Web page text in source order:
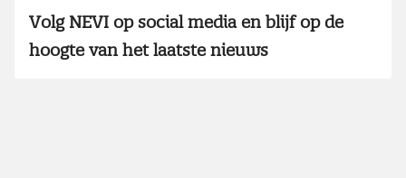
Volg NEVI op social media en blijf op de
hoogte van het laatste nieuws